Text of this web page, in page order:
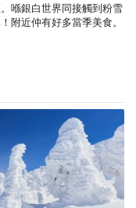
喺銀白世界同接觸到粉雪
附近仲有好多當季美食。